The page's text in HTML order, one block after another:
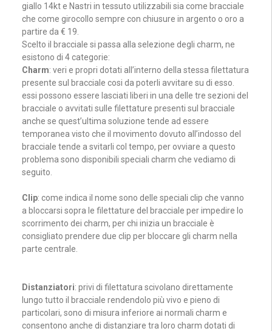
giallo 14kt e Nastri in tessuto utilizzabili sia come bracciale
che come girocollo sempre con chiusure in argento o oro a
partire da € 19.
Scelto il bracciale si passa alla selezione degli charm, ne
esistono di 4 categorie:
Charm: veri e propri dotati all’interno della stessa filettatura
presente sul bracciale cosi da poterli avvitare su di esso.
essi possono essere lasciati liberi in una delle tre sezioni del
bracciale o avvitati sulle filettature presenti sul bracciale
anche se quest’ultima soluzione tende ad essere
temporanea visto che il movimento dovuto all’indosso del
bracciale tende a svitarli col tempo, per ovviare a questo
problema sono disponibili speciali charm che vediamo di
seguito.
Clip: come indica il nome sono delle speciali clip che vanno
a bloccarsi sopra le filettature del bracciale per impedire lo
scorrimento dei charm, per chi inizia un bracciale è
consigliato prendere due clip per bloccare gli charm nella
parte centrale.
Distanziatori: privi di filettatura scivolano direttamente
lungo tutto il bracciale rendendolo più vivo e pieno di
particolari, sono di misura inferiore ai normali charm e
consentono anche di distanziare tra loro charm dotati di